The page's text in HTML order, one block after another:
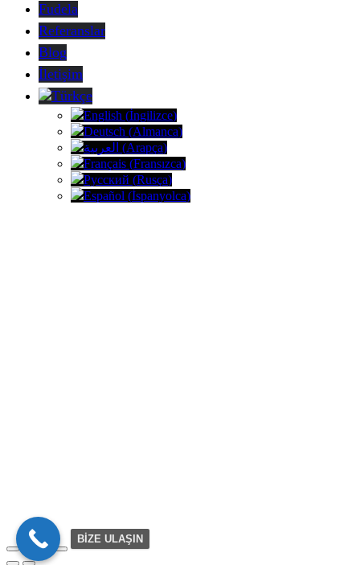
Fudela
Referanslar
Blog
İletişim
Türkçe
English (İngilizce)
Deutsch (Almanca)
العربية (Arapça)
Français (Fransızca)
Русский (Rusça)
Español (İspanyolca)
BİZE ULAŞIN